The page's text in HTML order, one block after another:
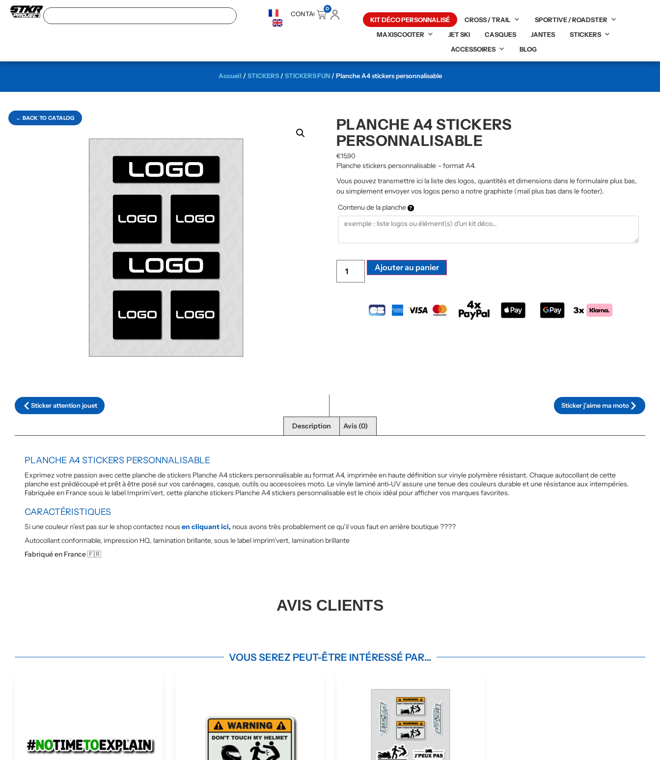
CONTACT
0
KIT DÉCO PERSONNALISÉ CROSS / TRAIL
SPORTIVE / ROADSTER
MAXISCOOTER
JET SKI CASQUES JANTES
STICKERS
ACCESSOIRES
BLOG
← BACK TO CATALOG
Accueil /STICKERS/STICKERS FUN/ Planche A4 stickers personnalisable
PLANCHE A4 STICKERS
PERSONNALISABLE
€15,90
Planche stickers personnalisable – format A4.
Vous pouvez transmettre ici la liste des logos, quantités et dimensions dans le formulaire plus bas,
ou simplement envoyer vos logos perso a notre graphiste (mail plus bas dans le footer).
Contenu de la planche
Ajouter au panier
Sticker attention jouet Sticker j’aime ma moto
Description Avis (0)
PLANCHE A4 STICKERS PERSONNALISABLE
Exprimez votre passion avec cette planche de stickers Planche A4 stickers personnalisable au format A4, imprimée en haute définition sur vinyle polymère résistant. Chaque autocollant de cette
planche est prédécoupé et prêt à être posé sur vos carénages, casque, outils ou accessoires moto. Le vinyle laminé anti-UV assure une tenue des couleurs durable et une résistance aux intempéries.
Fabriquée en France sous le label Imprim’vert, cette planche stickers Planche A4 stickers personnalisable est le choix idéal pour afficher vos marques favorites.
CARACTÉRISTIQUES
Si une couleur n’est pas sur le shop contactez nousen cliquant ici, nous avons très probablement ce qu’il vous faut en arrière boutique ????
Autocollant conformable, impression HQ, lamination brillante, sous le label imprim’vert, lamination brillante
Fabriqué en France 🇫🇷
AVIS CLIENTS
VOUS SEREZ PEUT-ÊTRE INTÉRESSÉ PAR…